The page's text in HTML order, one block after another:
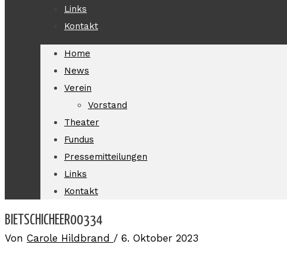
Links
Kontakt
Home
News
Verein
Vorstand
Theater
Fundus
Pressemitteilungen
Links
Kontakt
BIETSCHICHEER00334
Von Carole Hildbrand / 6. Oktober 2023